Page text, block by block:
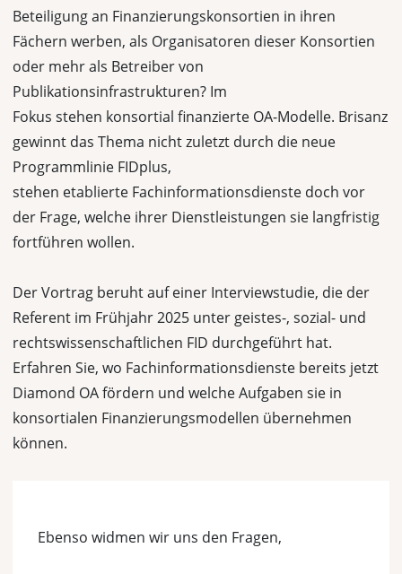
Beteiligung an Finanzierungskonsortien in ihren
Fächern werben, als Organisatoren dieser Konsortien
oder mehr als Betreiber von
Publikationsinfrastrukturen? Im
Fokus stehen konsortial finanzierte OA-Modelle. Brisanz
gewinnt das Thema nicht zuletzt durch die neue
Programmlinie FIDplus,
stehen etablierte Fachinformationsdienste doch vor
der Frage, welche ihrer Dienstleistungen sie langfristig
fortführen wollen.
Der Vortrag beruht auf einer Interviewstudie, die der
Referent im Frühjahr 2025 unter geistes-, sozial- und
rechtswissenschaftlichen FID durchgeführt hat.
Erfahren Sie, wo Fachinformationsdienste bereits jetzt
Diamond OA fördern und welche Aufgaben sie in
konsortialen Finanzierungsmodellen übernehmen
können.
Ebenso widmen wir uns den Fragen,